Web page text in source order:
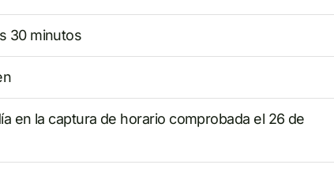
30 minutos
en la captura de horario comprobada el 26 de